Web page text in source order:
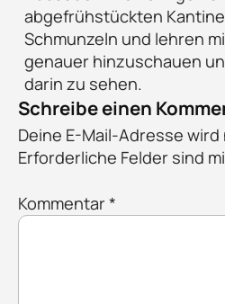
abgefrühstückten
Schmunzeln und lehren
genauer hinzuschauen
darin zu sehen.
Schreibe einen
Deine E-Mail-Adresse
Erforderliche Felder sind
Kommentar *